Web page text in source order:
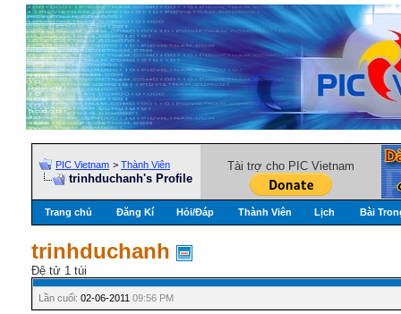
PIC Vietnam > Thành Viên
trinhduchanh's Profile
Tài trợ cho PIC Vietnam
Trang chủ Đăng Kí Hỏi/Ðáp Thành Viên Lịch Bài
trinhduchanh
Đệ tử 1 túi
Lần cuối: 02-06-2011 09:56 PM